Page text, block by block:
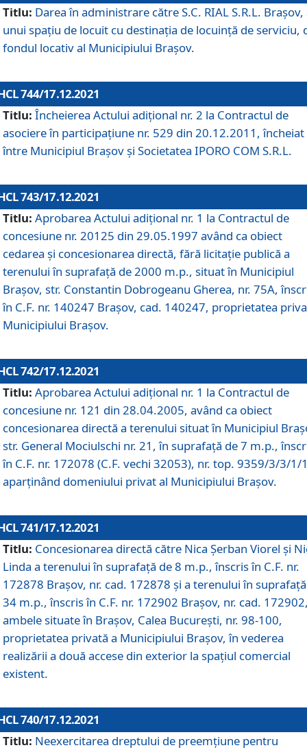
Titlu: Darea în administrare către S.C. RIAL S.R.L. Brașov,
unui spațiu de locuit cu destinația de locuință de serviciu,
fondul locativ al Municipiului Brașov.
744/17.12.2021
Titlu: Încheierea Actului adițional nr. 2 la Contractul de
asociere în participațiune nr. 529 din 20.12.2011, încheiat
între Municipiul Brașov și Societatea IPORO COM S.R.L.
743/17.12.2021
Titlu: Aprobarea Actului adiţional nr. 1 la Contractul de
concesiune nr. 20125 din 29.05.1997 având ca obiect
cedarea și concesionarea directă, fără licitație publică a
terenului în suprafață de 2000 m.p., situat în Municipiul
Brașov, str. Constantin Dobrogeanu Gherea, nr. 75A,
în C.F. nr. 140247 Brașov, cad. 140247, proprietatea
Municipiului Brașov.
742/17.12.2021
Titlu: Aprobarea Actului adiţional nr. 1 la Contractul de
concesiune nr. 121 din 28.04.2005, având ca obiect
concesionarea directă a terenului situat în Municipiul
str. General Mociulschi nr. 21, în suprafață de 7 m.p.,
în C.F. nr. 172078 (C.F. vechi 32053), nr. top. 9359/3/3/1/
aparținând domeniului privat al Municipiului Brașov.
741/17.12.2021
Titlu: Concesionarea directă către Nica Șerban Viorel și
Linda a terenului în suprafață de 8 m.p., înscris în C.F. nr.
172878 Brașov, nr. cad. 172878 și a terenului în
34 m.p., înscris în C.F. nr. 172902 Brașov, nr. cad.
ambele situate în Brașov, Calea București, nr. 98-100,
proprietatea privată a Municipiului Brașov, în vederea
realizării a două accese din exterior la spațiul comercial
existent.
740/17.12.2021
Titlu: Neexercitarea dreptului de preemţiune pentru